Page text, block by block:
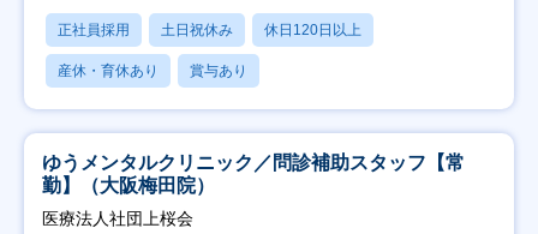
正社員採用 土日祝休み 休日120日以上
産休・育休あり 賞与あり
ゆうメンタルクリニック／問診補助スタッフ【常
勤】（大阪梅田院）
医療法人社団上桜会